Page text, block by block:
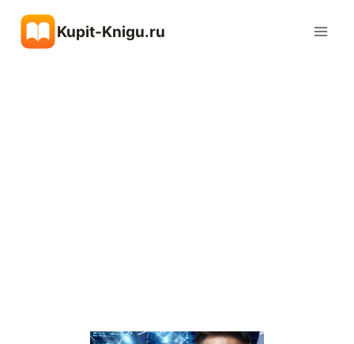
содержимому
Kupit-Knigu.ru